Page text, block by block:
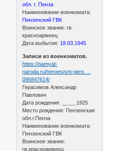
обл. г. Пенза
Наименование военкомата:
Пензенский ГВК
Воинское звание: гв.
красноармеец
Дата выбытия: 18.03.1945
Записи из военкоматов.
https://pamyat-
naroda.ru/heroes/sm-pers …
095847614/
Герасимов Александр
Павлович
Дата рождения: __.__.1925
Место рождения: Пензенская
обл.г.Пенза
Наименование военкомата:
Пензенский ГВК
Воинское звание:
гв.красноармеец